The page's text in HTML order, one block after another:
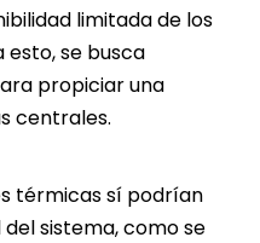
limitada de los
esto, se busca
propiciar una
centrales.
térmicas sí podrían
sistema, como se